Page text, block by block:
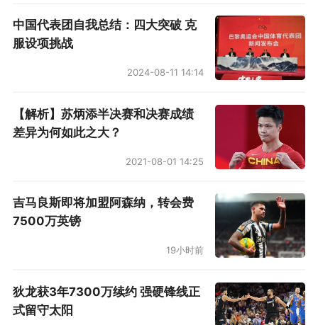
中国代表团自我总结：四大突破 克
服设项挑战
2024-08-11 14:14
【解析】苏炳添半决赛和决赛成绩
差异为何如此之大？
2021-08-01 14:25
吉马良斯即将加盟阿森纳，转会费
7500万英镑
19小时前
狄龙获3年7300万续约 强硬锋线正
式留守太阳